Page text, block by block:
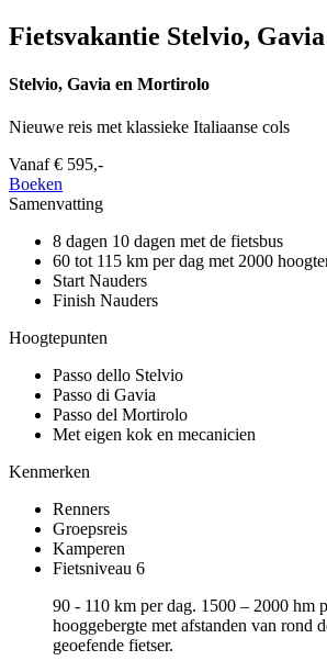
Fietsvakantie Stelvio,
Stelvio, Gavia en Mortirolo
Nieuwe reis met klassieke Italiaanse cols
Vanaf € 595,-
Boeken
Samenvatting
8 dagen 10 dagen met de fietsbus
60 tot 115 km per dag met 2000
Start Nauders
Finish Nauders
Hoogtepunten
Passo dello Stelvio
Passo di Gavia
Passo del Mortirolo
Met eigen kok en mecanicien
Kenmerken
Renners
Groepsreis
Kamperen
Fietsniveau 6
90 - 110 km per dag. 1500 – 2000 hm
hooggebergte met afstanden van rond
geoefende fietser.